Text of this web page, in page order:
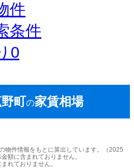
件
条件
0
町の家賃相場
物件情報をもとに算出しています。（2025
額に含まれておりません。
れておりません。